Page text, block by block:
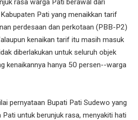
Pati yang menaikkan tarif
perdesaan dan perkotaan (PBB-P2)
kenaikan tarif itu masih masuk
diberlakukan untuk seluruh objek
kenaikannya hanya 50 persen--warga
pernyataan Bupati Pati Sudewo yang
untuk berunjuk rasa, menyakiti hati